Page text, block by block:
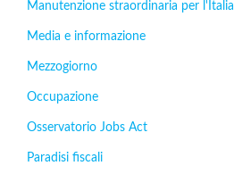
Manutenzione straordinaria per l'Italia
Media e informazione
Mezzogiorno
Occupazione
Osservatorio Jobs Act
Paradisi fiscali